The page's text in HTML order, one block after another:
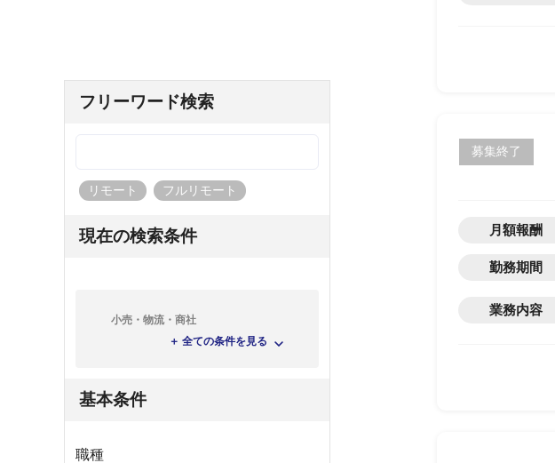
フリーワード検索
リモート フルリモート
現在の検索条件
小売・物流・商社
＋ 全ての条件を見る
基本条件
職種
募集終了
月額報酬
勤務期間
業務内容